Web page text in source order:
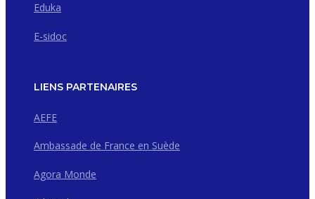
Eduka
E-sidoc
LIENS PARTENAIRES
AEFE
Ambassade de France en Suède
Agora Monde